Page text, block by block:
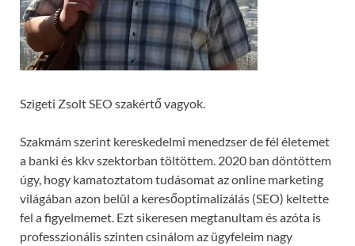
Szigeti Zsolt SEO szakértő vagyok.
Szakmám szerint kereskedelmi menedzser de fél életemet
a banki és kkv szektorban töltöttem. 2020 ban döntöttem
úgy, hogy kamatoztatom tudásomat az online marketing
világában azon belül a keresőoptimalizálás (SEO) keltette
fel a figyelmemet. Ezt sikeresen megtanultam és azóta is
professzionális szinten csinálom az ügyfeleim nagy